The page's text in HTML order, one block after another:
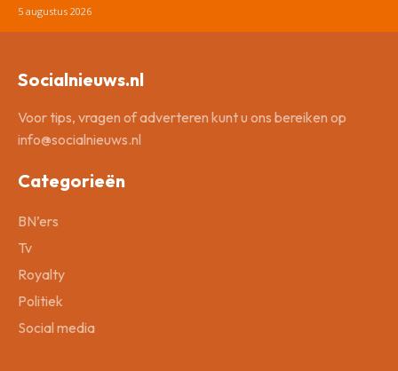
5 augustus 2026
Socialnieuws.nl
Voor tips, vragen of adverteren kunt u ons bereiken op
info@socialnieuws.nl
Categorieën
BN’ers
Tv
Royalty
Politiek
Social media